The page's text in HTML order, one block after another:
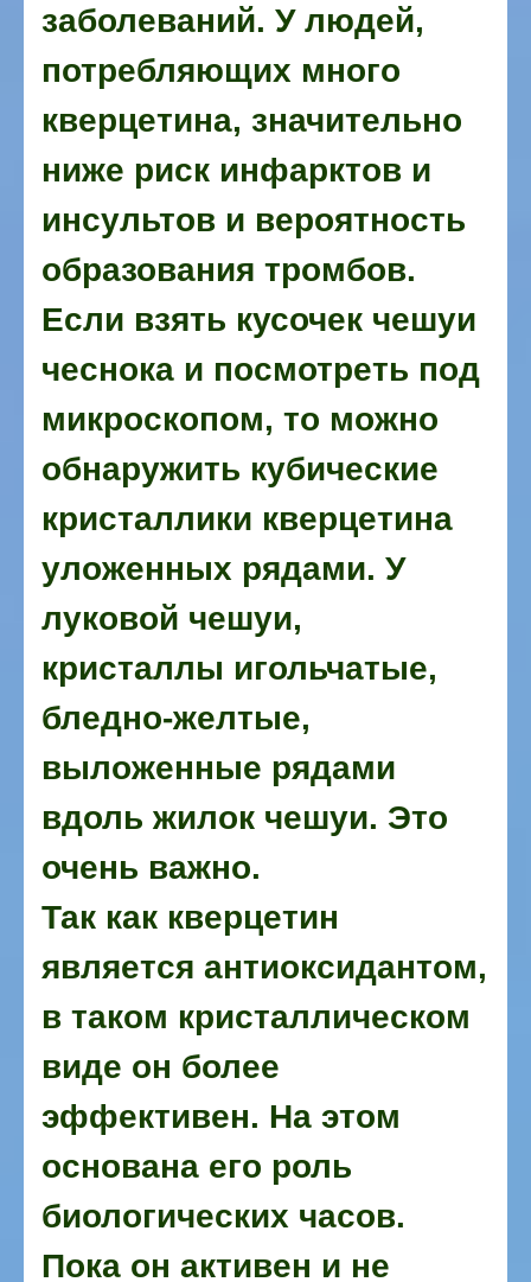
заболеваний. У людей,
потребляющих много
кверцетина, значительно
ниже риск инфарктов и
инсультов и вероятность
образования тромбов.
Если взять кусочек чешуи
чеснока и посмотреть под
микроскопом, то можно
обнаружить кубические
кристаллики кверцетина
уложенных рядами. У
луковой чешуи,
кристаллы игольчатые,
бледно-желтые,
выложенные рядами
вдоль жилок чешуи. Это
очень важно.
Так как кверцетин
является антиоксидантом,
в таком кристаллическом
виде он более
эффективен. На этом
основана его роль
биологических часов.
Пока он активен и не